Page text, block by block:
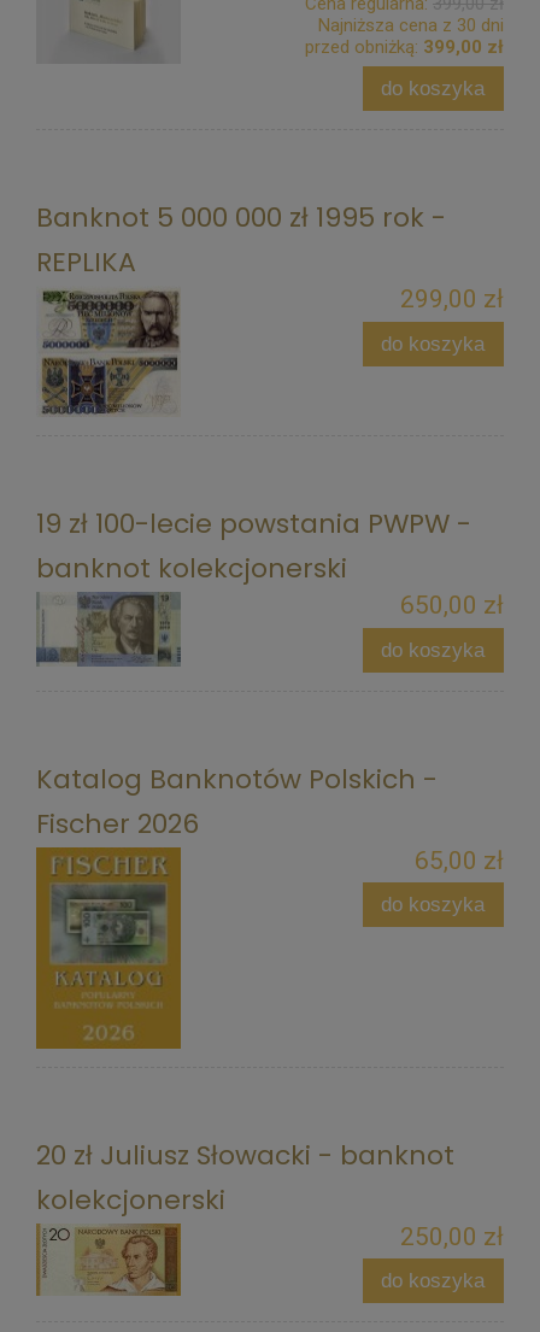
Najniższa cena z 30 dni
przed obniżką: 399,00 zł
do koszyka
Banknot 5 000 000 zł 1995 rok -
REPLIKA
299,00 zł
do koszyka
19 zł 100-lecie powstania PWPW -
banknot kolekcjonerski
650,00 zł
do koszyka
Katalog Banknotów Polskich -
Fischer 2026
65,00 zł
do koszyka
20 zł Juliusz Słowacki - banknot
kolekcjonerski
250,00 zł
do koszyka